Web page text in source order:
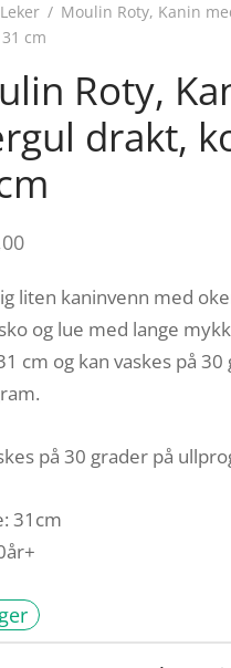
Leker / Moulin Roty, Kanin
cm
Roty,
drakt,
liten kaninvenn med
og lue med lange
cm og kan vaskes på 30
på 30 grader på
31cm